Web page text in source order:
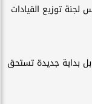
لجنة توزيع القيادات
بداية جديدة تستحق